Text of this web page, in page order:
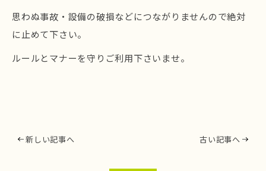
思わぬ事故・設備の破損などにつながりませんので絶対
に止めて下さい。
ルールとマナーを守りご利用下さいませ。
新しい記事へ 古い記事へ